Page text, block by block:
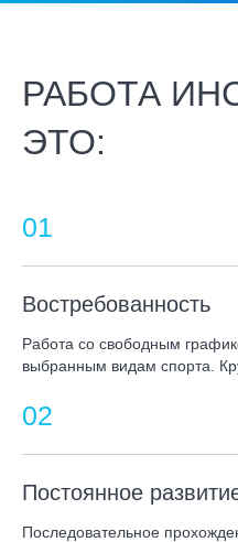
РАБОТА
ЭТО:
Востребованность
Работа со свободным
выбранным видам спорта.
Постоянное
Последовательное